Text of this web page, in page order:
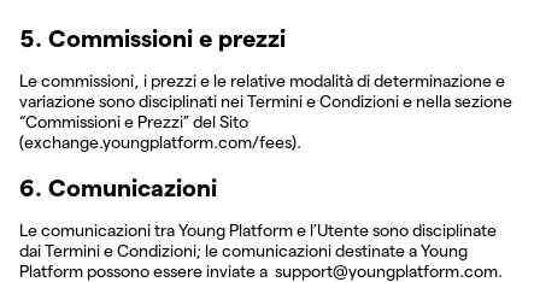
5. Commissioni e prezzi
Le commissioni, i prezzi e le relative modalità di determinazione e
variazione sono disciplinati nei Termini e Condizioni e nella sezione
“Commissioni e Prezzi” del Sito
(exchange.youngplatform.com/fees).
6. Comunicazioni
Le comunicazioni tra Young Platform e l’Utente sono disciplinate
dai Termini e Condizioni; le comunicazioni destinate a Young
Platform possono essere inviate a support@youngplatform.com.